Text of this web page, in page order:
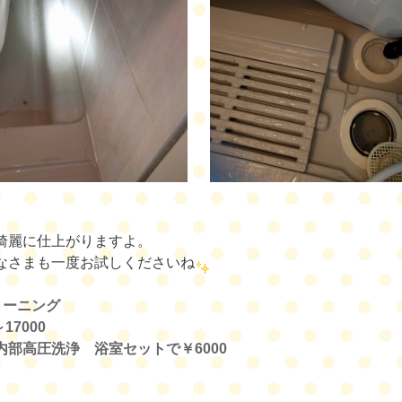
麗に仕上がりますよ。
さまも一度お試しくださいね
ニング
17000
部高圧洗浄 浴室セットで￥6000